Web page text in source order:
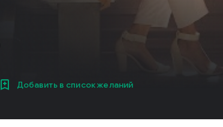
Добавить в список желаний